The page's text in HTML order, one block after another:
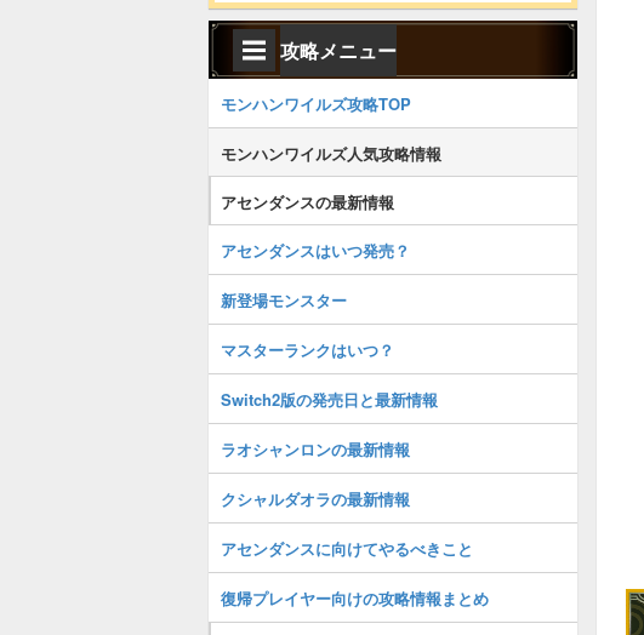
攻略メニュー
モンハンワイルズ攻略TOP
モンハンワイルズ人気攻略情報
アセンダンスの最新情報
アセンダンスはいつ発売？
新登場モンスター
マスターランクはいつ？
Switch2版の発売日と最新情報
ラオシャンロンの最新情報
クシャルダオラの最新情報
アセンダンスに向けてやるべきこと
復帰プレイヤー向けの攻略情報まとめ